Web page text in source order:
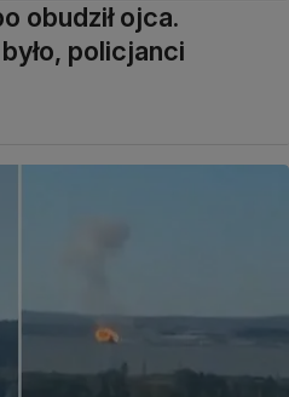
obudził ojca.
policjanci